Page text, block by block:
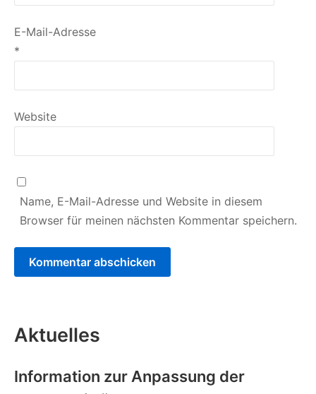
E-Mail-Adresse
*
Website
Name, E-Mail-Adresse und Website in diesem
Browser für meinen nächsten Kommentar speichern.
Aktuelles
Information zur Anpassung der